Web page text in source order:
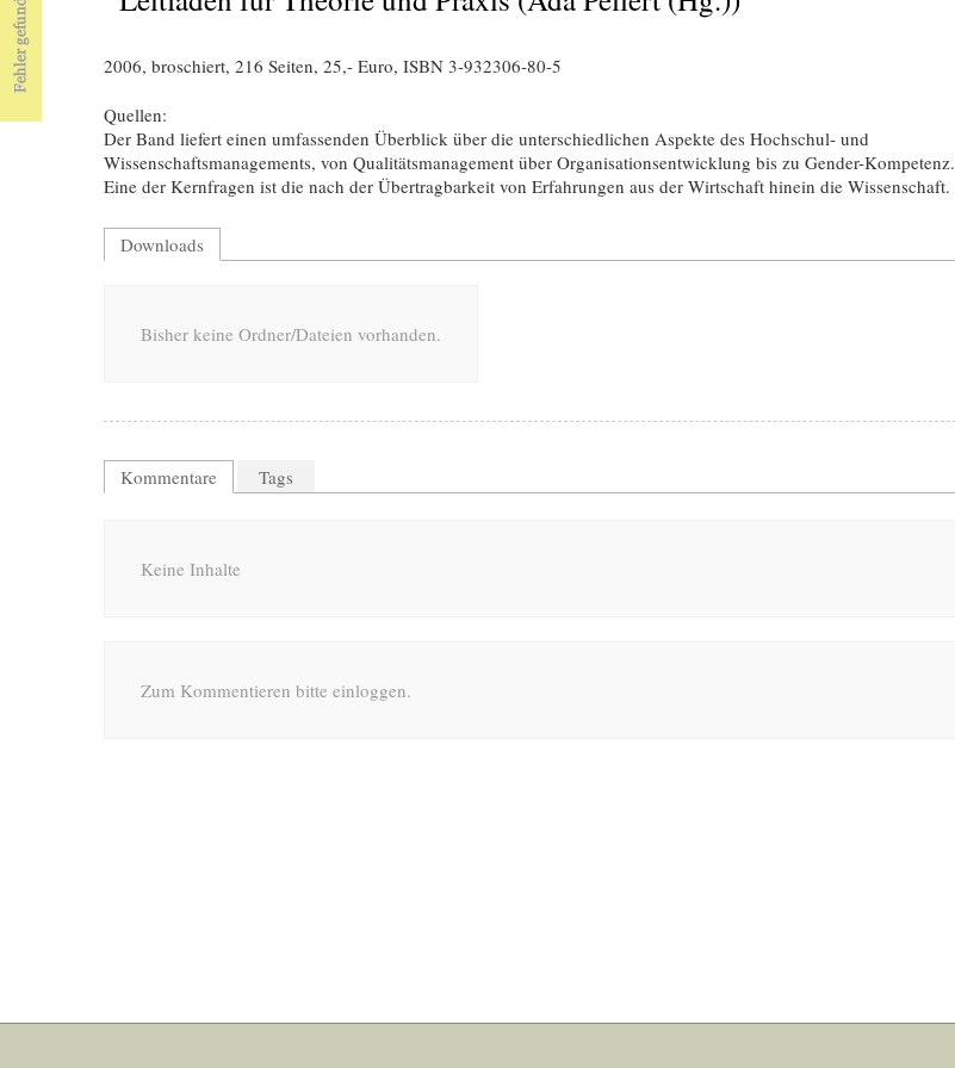
2006, broschiert, 216 Seiten, 25,- Euro, ISBN 3-932306-80-5
Quellen:
Der Band liefert einen umfassenden Überblick über die unterschiedlichen Aspekte des Hochschul- und
Wissenschaftsmanagements, von Qualitätsmanagement über Organisationsentwicklung bis zu Gender-Kompetenz.
Eine der Kernfragen ist die nach der Übertragbarkeit von Erfahrungen aus der Wirtschaft hinein die Wissenschaft.
Downloads
Bisher keine Ordner/Dateien vorhanden.
Kommentare Tags
Keine Inhalte
Zum Kommentieren bitte einloggen.